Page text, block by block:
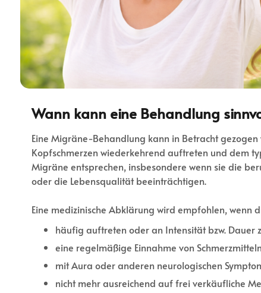
Wann kann eine Behandlung
Eine Migräne-Behandlung kann in Betracht gezogen
Kopfschmerzen wiederkehrend auftreten und dem
Migräne entsprechen, insbesondere wenn sie die
oder die Lebensqualität beeinträchtigen.
Eine medizinische Abklärung wird empfohlen, wenn
häufig auftreten oder an Intensität bzw. Dauer
eine regelmäßige Einnahme von
mit Aura oder anderen neurologischen
nicht mehr ausreichend auf frei verkäufliche